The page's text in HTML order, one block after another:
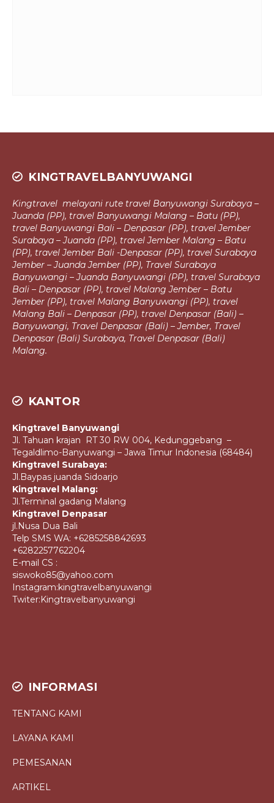
KINGTRAVELBANYUWANGI
Kingtravel melayani rute travel Banyuwangi Surabaya –
Juanda (PP), travel Banyuwangi Malang – Batu (PP),
travel Banyuwangi Bali – Denpasar (PP), travel Jember
Surabaya – Juanda (PP), travel Jember Malang – Batu
(PP), travel Jember Bali -Denpasar (PP), travel Surabaya
Jember – Juanda Jember (PP), Travel Surabaya
Banyuwangi – Juanda Banyuwangi (PP), travel Surabaya
Bali – Denpasar (PP), travel Malang Jember – Batu
Jember (PP), travel Malang Banyuwangi (PP), travel
Malang Bali – Denpasar (PP), travel Denpasar (Bali) –
Banyuwangi, Travel Denpasar (Bali) – Jember, Travel
Denpasar (Bali) Surabaya, Travel Denpasar (Bali)
Malang.
KANTOR
Kingtravel Banyuwangi
Jl. Tahuan krajan RT 30 RW 004, Kedunggebang –
Tegaldlimo-Banyuwangi – Jawa Timur Indonesia (68484)
Kingtravel Surabaya:
Jl.Baypas juanda Sidoarjo
Kingtravel Malang:
Jl.Terminal gadang Malang
Kingtravel Denpasar
jl.Nusa Dua Bali
Telp SMS WA: +6285258842693
+6282257762204
E-mail CS :
siswoko85@yahoo.com
Instagram:kingtravelbanyuwangi
Twiter:Kingtravelbanyuwangi
INFORMASI
TENTANG KAMI
LAYANA KAMI
PEMESANAN
ARTIKEL